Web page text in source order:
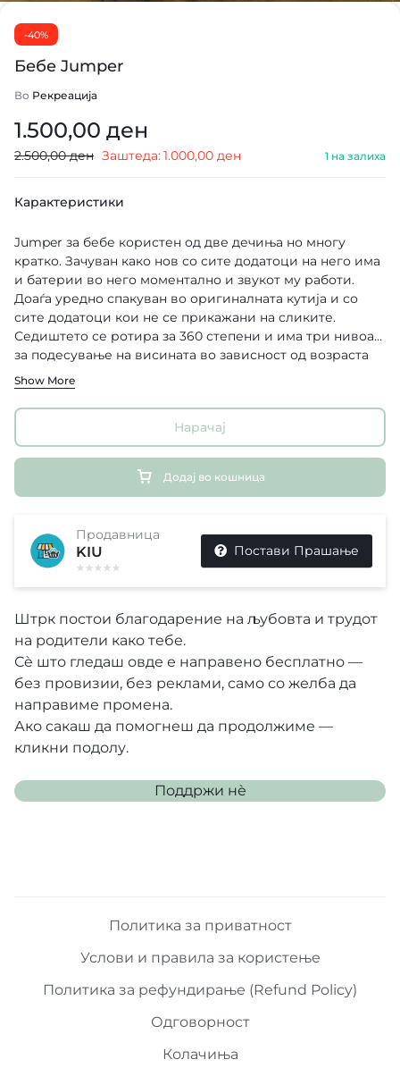
-40%
Бебе Jumper
Во Рекреација
1.500,00 ден
2.500,00ден Заштеда:1.000,00 ден 1 на залиха
Карактеристики
Jumper за бебе користен од две дечиња но многу
кратко. Зачуван како нов со сите додатоци на него има
и батерии во него моментално и звукот му работи.
Доаѓа уредно спакуван во оригиналната кутија и со
сите додатоци кои не се прикажани на сликите.
Седиштето се ротира за 360 степени и има три нивоа
за подесување на висината во зависност од возраста
не детето.
Show More
Додај во кошница
Нарачај
Продавница
KIU Постави Прашање
Штрк постои благодарение на љубовта и трудот
на родители како тебе.
Сè што гледаш овде е направено бесплатно —
без провизии, без реклами, само со желба да
направиме промена.
Ако сакаш да помогнеш да продолжиме —
кликни подолу.
Поддржи нѐ
Политика за приватност
Услови и правила за користење
Политика за рефундирање (Refund Policy)
Одговорност
Колачиња